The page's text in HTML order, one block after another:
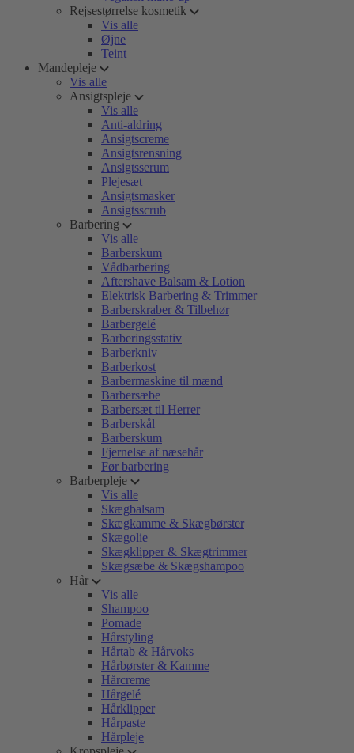
Rejsestørrelse kosmetik
Vis alle
Øjne
Teint
Mandepleje
Vis alle
Ansigtspleje
Vis alle
Anti-aldring
Ansigtscreme
Ansigtsrensning
Ansigtsserum
Plejesæt
Ansigtsmasker
Ansigtsscrub
Barbering
Vis alle
Barberskum
Vådbarbering
Aftershave Balsam & Lotion
Elektrisk Barbering & Trimmer
Barberskraber & Tilbehør
Barbergelé
Barberingsstativ
Barberkniv
Barberkost
Barbermaskine til mænd
Barbersæbe
Barbersæt til Herrer
Barberskål
Barberskum
Fjernelse af næsehår
Før barbering
Barberpleje
Vis alle
Skægbalsam
Skægkamme & Skægbørster
Skægolie
Skægklipper & Skægtrimmer
Skægsæbe & Skægshampoo
Hår
Vis alle
Shampoo
Pomade
Hårstyling
Hårtab & Hårvoks
Hårbørster & Kamme
Hårcreme
Hårgelé
Hårklipper
Hårpaste
Hårpleje